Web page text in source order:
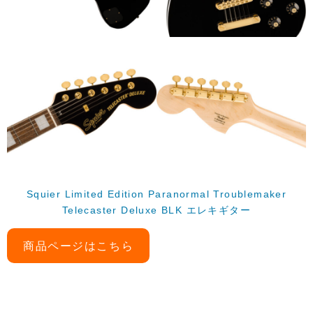
Squier Limited Edition Paranormal Troublemaker
Telecaster Deluxe BLK エレキギター
商品ページはこちら